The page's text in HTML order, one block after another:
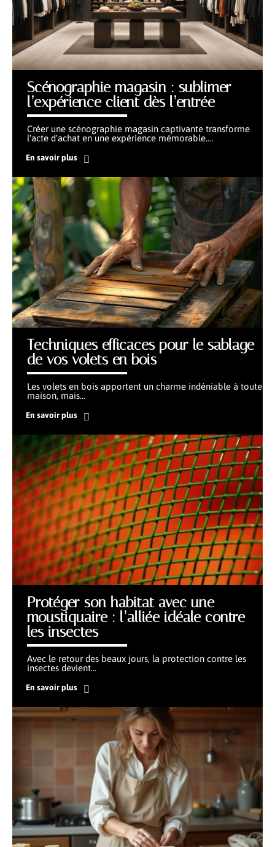
Scénographie magasin : sublimer
l’expérience client dès l’entrée
Créer une scénographie magasin captivante transforme
l'acte d'achat en une expérience mémorable.…
En savoir plus
Techniques efficaces pour le sablage
de vos volets en bois
Les volets en bois apportent un charme indéniable à toute
maison, mais…
En savoir plus
Protéger son habitat avec une
moustiquaire : l’alliée idéale contre
les insectes
Avec le retour des beaux jours, la protection contre les
insectes devient…
En savoir plus